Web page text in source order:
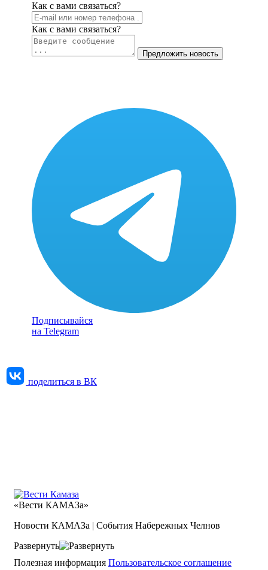
Как c вами связаться?
Как c вами связаться?
Предложить новость
Подписывайся
на Telegram
поделиться в ВК
«Вести КАМАЗа»
Новости КАМАЗа | События Набережных Челнов
Развернуть
Полезная информация Пользовательское соглашение